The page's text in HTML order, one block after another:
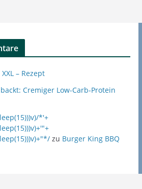
– Rezept
Cremiger Low-Carb-Protein
*'+
zu Burger King BBQ